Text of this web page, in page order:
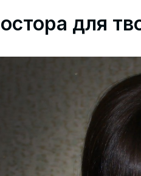
для